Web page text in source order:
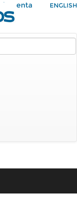
Mi Cuenta ENGLISH